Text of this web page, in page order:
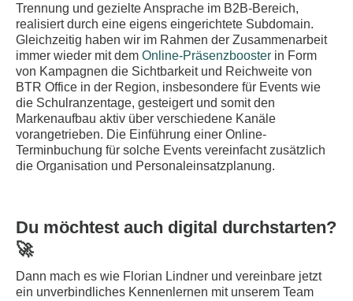
Trennung und gezielte Ansprache im B2B-Bereich,
realisiert durch eine eigens eingerichtete Subdomain.
Gleichzeitig haben wir im Rahmen der Zusammenarbeit
immer wieder mit dem Online-Präsenzbooster in Form
von Kampagnen die Sichtbarkeit und Reichweite von
BTR Office in der Region, insbesondere für Events wie
die Schulranzentage, gesteigert und somit den
Markenaufbau aktiv über verschiedene Kanäle
vorangetrieben. Die Einführung einer Online-
Terminbuchung für solche Events vereinfacht zusätzlich
die Organisation und Personaleinsatzplanung.
Du möchtest auch digital durchstarten?
🚀
Dann mach es wie Florian Lindner und vereinbare jetzt
ein unverbindliches Kennenlernen mit unserem Team